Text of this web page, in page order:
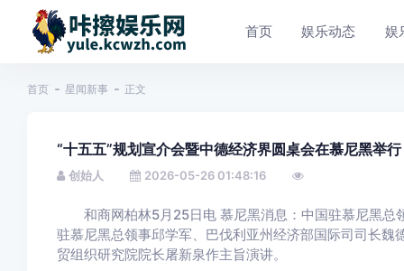
首页 娱乐动态 娱
首页 星闻新事 正文
“十五五”规划宣介会暨中德经济界圆桌会在慕尼黑举行
创始人 2026-05-26 01:48:16
和商网柏林5月25日电 慕尼黑消息：中国驻慕尼黑总
驻慕尼黑总领事邱学军、巴伐利亚州经济部国际司司长
贸组织研究院院长屠新泉作主旨演讲。